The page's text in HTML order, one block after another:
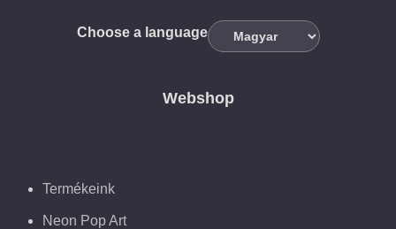
Choose a language
Webshop
Termékeink
Neon Pop Art